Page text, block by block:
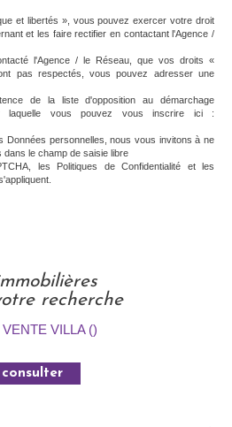
et libertés », vous pouvez exercer votre droit
et les faire rectifier en contactant l'Agence /
l'Agence / le Réseau, que vos droits «
pas respectés, vous pouvez adresser une
de la liste d'opposition au démarchage
laquelle vous pouvez vous inscrire ici :
Données personnelles, nous vous invitons à ne
le champ de saisie libre
les Politiques de Confidentialité et les
recherche
VENTE VILLA ()
consulter